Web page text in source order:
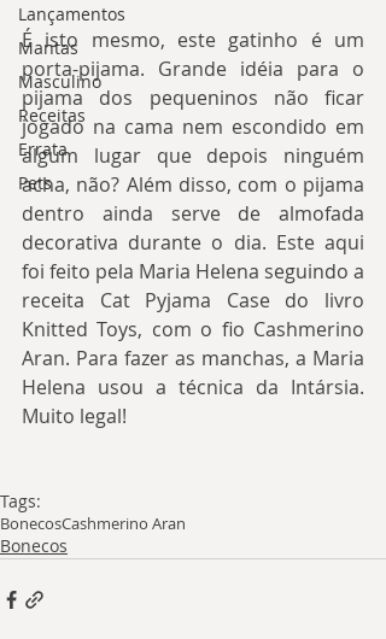
Lançamentos
Mantas
Masculino
Receitas
Errata
Pets
É isto mesmo, este gatinho é um
porta-pijama. Grande idéia para o
pijama dos pequeninos não ficar
jogado na cama nem escondido em
algum lugar que depois ninguém
acha, não? Além disso, com o pijama
dentro ainda serve de almofada
decorativa durante o dia. Este aqui
foi feito pela Maria Helena seguindo a
receita Cat Pyjama Case do livro
Knitted Toys, com o fio Cashmerino
Aran. Para fazer as manchas, a Maria
Helena usou a técnica da Intársia.
Muito legal!
Tags:
BonecosCashmerino Aran
Bonecos